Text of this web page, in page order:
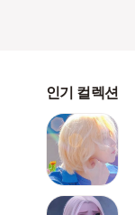
인기 컬렉션